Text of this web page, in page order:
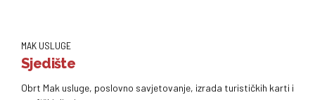
MAK USLUGE
Sjedište
Obrt Mak usluge, poslovno savjetovanje, izrada turističkih karti i